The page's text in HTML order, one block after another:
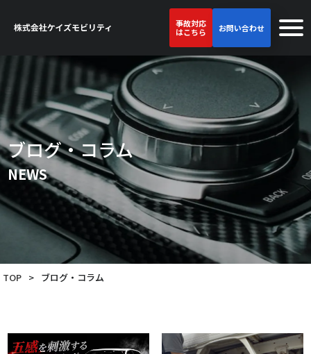
事故対応
はこちら
お問い合わせ
ブログ・コラム
NEWS
TOP > ブログ・コラム